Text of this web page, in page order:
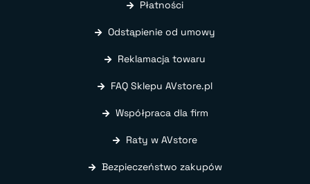
Płatności
Odstąpienie od umowy
Reklamacja towaru
FAQ Sklepu AVstore.pl
Współpraca dla firm
Raty w AVstore
Bezpieczeństwo zakupów